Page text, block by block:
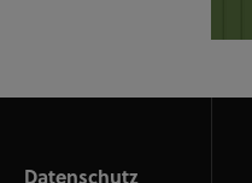
Datenschutz